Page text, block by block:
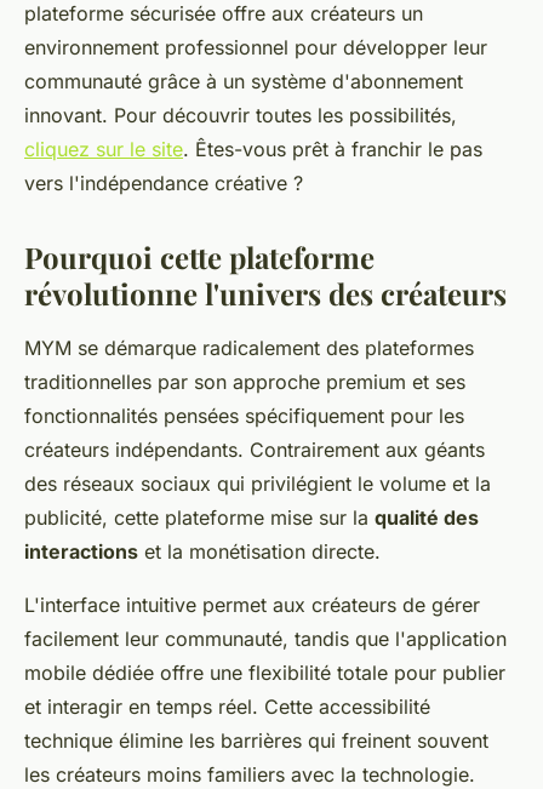
plateforme sécurisée offre aux créateurs un
environnement professionnel pour développer leur
communauté grâce à un système d'abonnement
innovant. Pour découvrir toutes les possibilités,
cliquez sur le site. Êtes-vous prêt à franchir le pas
vers l'indépendance créative ?
Pourquoi cette plateforme
révolutionne l'univers des créateurs
MYM se démarque radicalement des plateformes
traditionnelles par son approche premium et ses
fonctionnalités pensées spécifiquement pour les
créateurs indépendants. Contrairement aux géants
des réseaux sociaux qui privilégient le volume et la
publicité, cette plateforme mise sur la qualité des
interactions et la monétisation directe.
L'interface intuitive permet aux créateurs de gérer
facilement leur communauté, tandis que l'application
mobile dédiée offre une flexibilité totale pour publier
et interagir en temps réel. Cette accessibilité
technique élimine les barrières qui freinent souvent
les créateurs moins familiers avec la technologie.